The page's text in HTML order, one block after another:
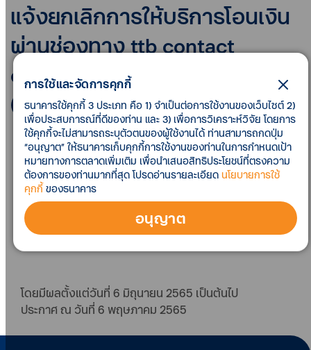
แจ้งยกเลิกการให้บริการโอนเงิน
ผ่านช่องทาง ttb contact
center สำหรับบัญชี ทีทีบี มีเซฟ
(ttb ME save)
ตั้งแต่วันที่ 6 มิถุนายน 2565 เป็นต้นไป ทีทีบี ขอแจ้งยกเลิก
การให้บริการโอนเงินผ่านช่องทาง ttb contact center
สำหรับบัญชี ทีทีบี มีเซฟ (ttb ME save) ทั้งนี้ ลูกค้าจะยัง
สามารถโอนเงินระหว่างบัญชีของธนาคารผ่านช่องทาง
แอป ttb touch และ ttb internet banking ได้ไม่จำกัด
จำนวนครั้ง และไม่เสียค่าธรรมเนียมใด ๆ ตามเงื่อนไขของ
โดยมีผลตั้งแต่วันที่ 6 มิถุนายน 2565 เป็นต้นไป
ประกาศ ณ วันที่ 6 พฤษภาคม 2565
การใช้และจัดการคุกกี้
ธนาคารใช้คุกกี้ 3 ประเภท คือ 1) จำเป็นต่อการใช้งานของเว็บไซต์ 2)
เพื่อประสบการณ์ที่ดีของท่าน และ 3) เพื่อการวิเคราะห์วิจัย โดยการ
ใช้คุกกี้จะไม่สามารถระบุตัวตนของผู้ใช้งานได้ ท่านสามารถกดปุ่ม
“อนุญาต” ให้ธนาคารเก็บคุกกี้การใช้งานของท่านในการกำหนดเป้า
หมายทางการตลาดเพิ่มเติม เพื่อนำเสนอสิทธิประโยชน์ที่ตรงความ
ต้องการของท่านมากที่สุด โปรดอ่านรายละเอียด นโยบายการใช้
คุกกี้ ของธนาคาร
อนุญาต